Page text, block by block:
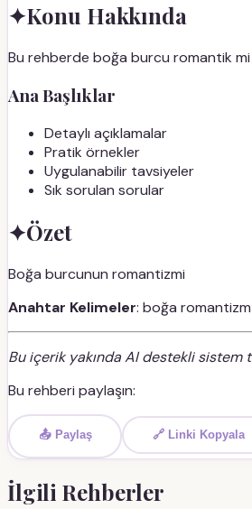
✦Konu Hakkında
Bu rehberde boğa burcu romantik mi
Ana Başlıklar
Detaylı açıklamalar
Pratik örnekler
Uygulanabilir tavsiyeler
Sık sorulan sorular
✦Özet
Boğa burcunun romantizmi
Anahtar Kelimeler: boğa romantizm
Bu içerik yakında AI destekli sistem
Bu rehberi paylaşın:
📤 Paylaş 🔗 Linki Kopyala
İlgili Rehberler